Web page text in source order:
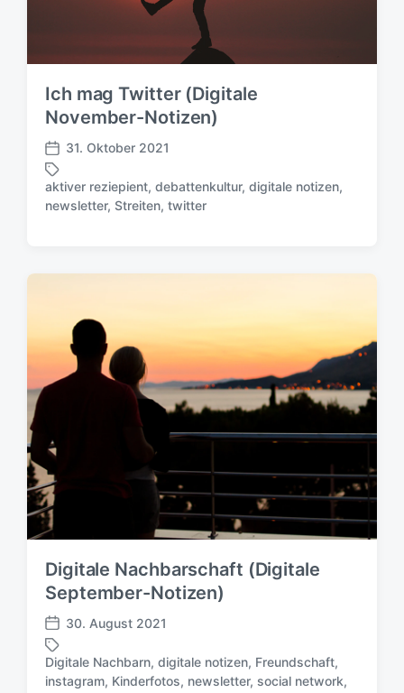
a
t
u
m
Ich mag Twitter (Digitale
November-Notizen)
V
e
r
ö
e
h
g
d
a
t
u
31. Oktober 2021
a
e
aktiver reziepient, debattenkultur, digitale notizen,
newsletter, Streiten, twitter
Digitale Nachbarschaft (Digitale
September-Notizen)
V
e
r
ö
30. August 2021
S
Digitale Nachbarn, digitale notizen, Freundschaft,
instagram, Kinderfotos, newsletter, social network,